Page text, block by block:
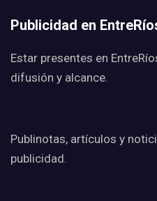
Publicidad en
Estar presentes en
difusión y alcance.
Publinotas, artículos y
publicidad.